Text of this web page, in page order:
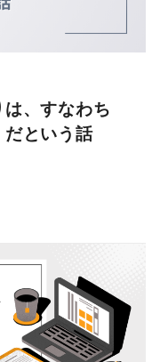
、すなわち
だという話